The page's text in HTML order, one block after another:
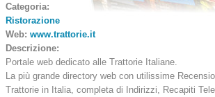
Categoria:
Ristorazione
Web: www.trattorie.it
Descrizione:
Portale web dedicato alle Trattorie Italiane.
La più grande directory web con utilissime
Trattorie in Italia, completa di Indirizzi, Recapiti